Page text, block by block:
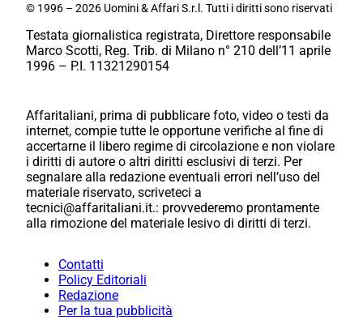
© 1996 – 2026 Uomini & Affari S.r.l. Tutti i diritti sono riservati
Testata giornalistica registrata, Direttore responsabile
Marco Scotti, Reg. Trib. di Milano n° 210 dell’11 aprile
1996 – P.I. 11321290154
Affaritaliani, prima di pubblicare foto, video o testi da
internet, compie tutte le opportune verifiche al fine di
accertarne il libero regime di circolazione e non violare
i diritti di autore o altri diritti esclusivi di terzi. Per
segnalare alla redazione eventuali errori nell’uso del
materiale riservato, scriveteci a
tecnici@affaritaliani.it.: provvederemo prontamente
alla rimozione del materiale lesivo di diritti di terzi.
Contatti
Policy Editoriali
Redazione
Per la tua pubblicità